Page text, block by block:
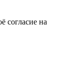
согласие на